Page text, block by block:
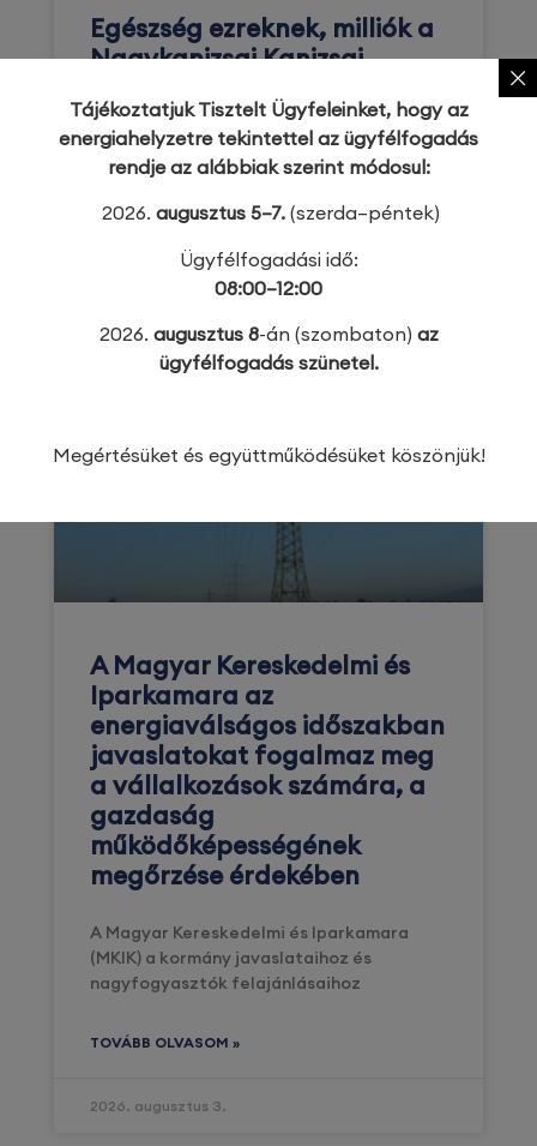
Egészség ezreknek, milliók a
Nagykanizsai Kanizsai
A Richter Gedeon Nyrt. 3.500.000 Ft
alapadományt ajánl fel a Kanizsai
TOVÁBB OLVASOM »
A Magyar Kereskedelmi és
Iparkamara az
energiaválságos időszakban
javaslatokat fogalmaz meg
a vállalkozások számára, a
gazdaság
működőképességének
megőrzése érdekében
A Magyar Kereskedelmi és Iparkamara
(MKIK) a kormány javaslataihoz és
nagyfogyasztók felajánlásaihoz
TOVÁBB OLVASOM »
2026. augusztus 3.
Tájékoztatjuk Tisztelt Ügyfeleinket, hogy az
energiahelyzetre tekintettel az ügyfélfogadás
rendje az alábbiak szerint módosul:
2026. augusztus 5–7. (szerda–péntek)
Ügyfélfogadási idő:
08:00–12:00
2026. augusztus 8-án (szombaton) az
ügyfélfogadás szünetel.
Megértésüket és együttműködésüket köszönjük!